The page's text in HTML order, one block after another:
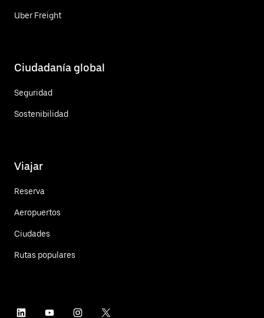
Uber Freight
Ciudadanía global
Seguridad
Sostenibilidad
Viajar
Reserva
Aeropuertos
Ciudades
Rutas populares